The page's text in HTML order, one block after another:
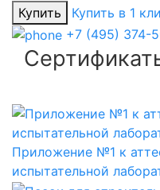
Купить
Купить в 1
+7 (495) 374-
Приложение №1 к
испытательной